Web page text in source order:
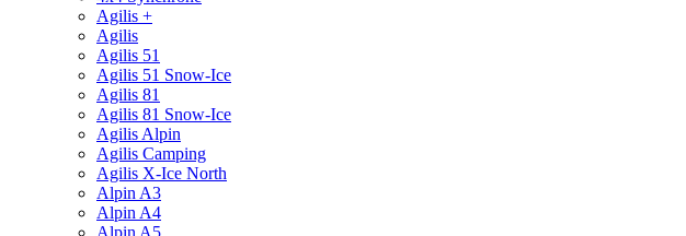
Agilis +
Agilis
Agilis 51
Agilis 51 Snow-Ice
Agilis 81
Agilis 81 Snow-Ice
Agilis Alpin
Agilis Camping
Agilis X-Ice North
Alpin A3
Alpin A4
Alpin A5